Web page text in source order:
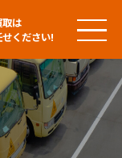
取は
ください!